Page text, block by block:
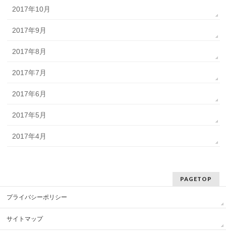
2017年10月
2017年9月
2017年8月
2017年7月
2017年6月
2017年5月
2017年4月
PAGETOP
プライバシーポリシー
サイトマップ